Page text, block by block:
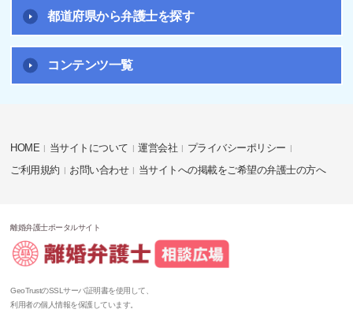
都道府県から弁護士を探す
コンテンツ一覧
HOME 当サイトについて 運営会社
プライバシーポリシー
ご利用規約
お問い合わせ 当サイトへの掲載をご希望の弁護士の方へ
離婚弁護士ポータルサイト
GeoTrustのSSLサーバ証明書を使用して、
利用者の個人情報を保護しています。